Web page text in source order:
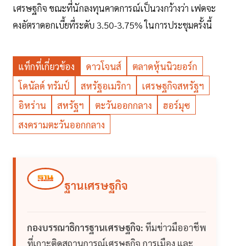
เศรษฐกิจ ขณะที่นักลงทุนคาดการณ์เป็นวงกว้างว่า เฟดจะ
คงอัตราดอกเบี้ยที่ระดับ 3.50-3.75% ในการประชุมครั้งนี้
แท็กที่เกี่ยวข้อง ดาวโจนส์
ตลาดหุ้นนิวยอร์ก
โดนัลด์ ทรัมป์
สหรัฐอเมริกา
เศรษฐกิจสหรัฐฯ
อิหร่าน
สหรัฐฯ ตะวันออกกลาง
ฮอร์มุซ
สงครามตะวันออกกลาง
ฐานเศรษฐกิจ
กองบรรณาธิการฐานเศรษฐกิจ: ทีมข่าวมืออาชีพ
ที่เกาะติดสถานการณ์เศรษฐกิจ การเมือง และ